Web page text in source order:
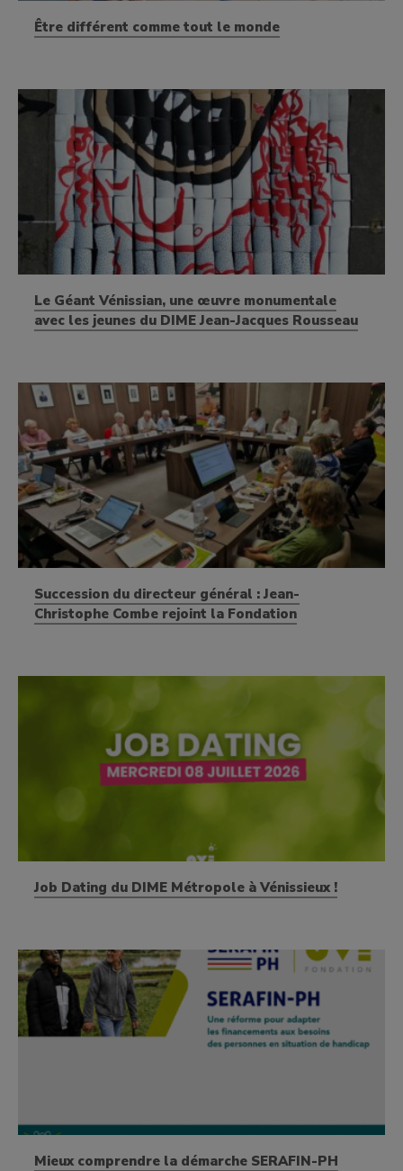
Être différent comme tout le monde
Le Géant Vénissian, une œuvre monumentale
avec les jeunes du DIME Jean-Jacques Rousseau
Succession du directeur général : Jean-
Christophe Combe rejoint la Fondation
Job Dating du DIME Métropole à Vénissieux !
Mieux comprendre la démarche SERAFIN-PH